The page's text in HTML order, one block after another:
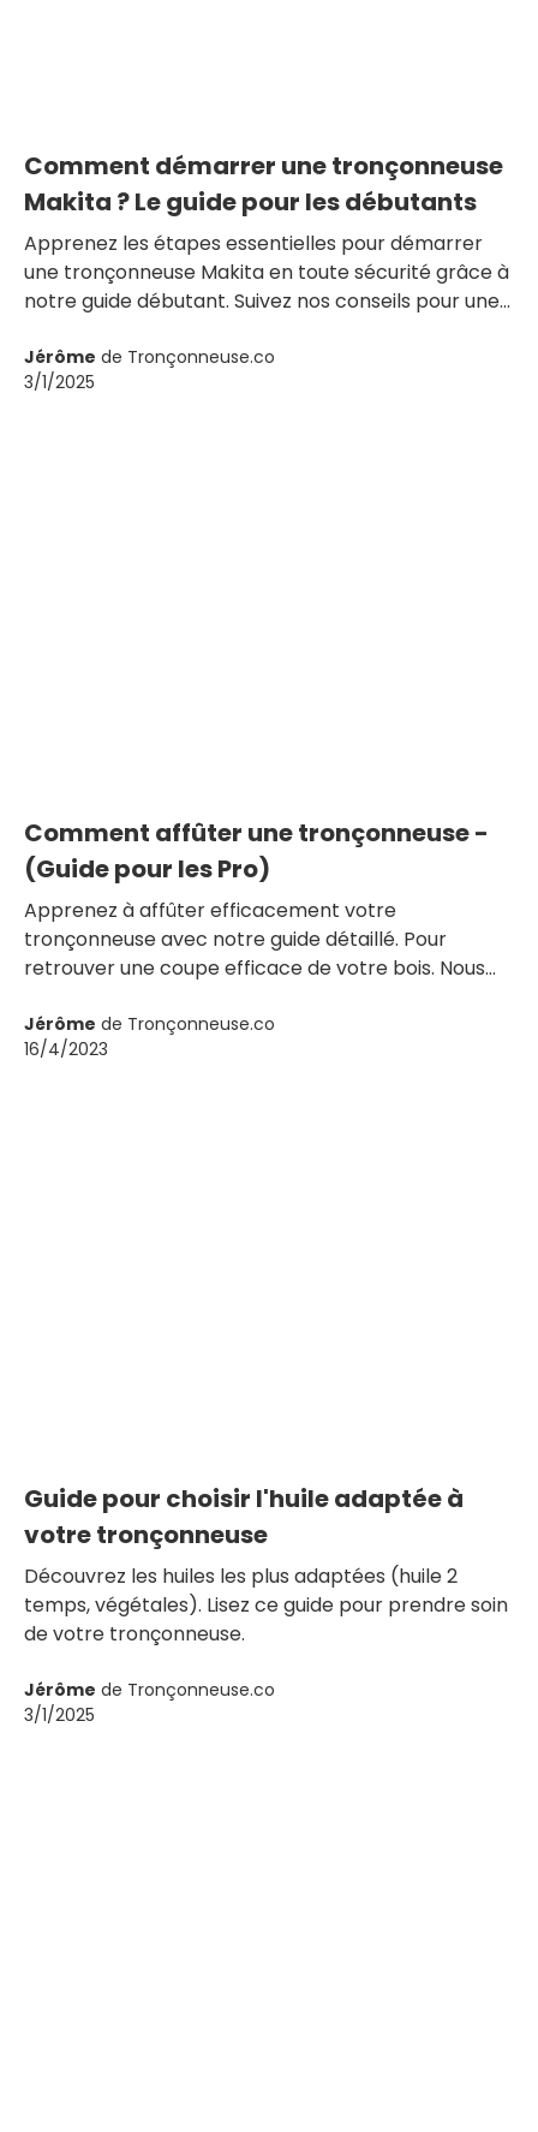
Comment démarrer une tronçonneuse
Makita ? Le guide pour les débutants
Apprenez les étapes essentielles pour démarrer
une tronçonneuse Makita en toute sécurité grâce à
notre guide débutant. Suivez nos conseils pour une
Jérôme de Tronçonneuse.co
3/1/2025
Comment affûter une tronçonneuse -
(Guide pour les Pro)
Apprenez à affûter efficacement votre
tronçonneuse avec notre guide détaillé. Pour
retrouver une coupe efficace de votre bois. Nous
tranchant de votre tronçonneuse pour éviter les
déceptions et les coupes difficiles.
Jérôme de Tronçonneuse.co
16/4/2023
Guide pour choisir l'huile adaptée à
votre tronçonneuse
Découvrez les huiles les plus adaptées (huile 2
temps, végétales). Lisez ce guide pour prendre soin
de votre tronçonneuse.
Jérôme de Tronçonneuse.co
3/1/2025